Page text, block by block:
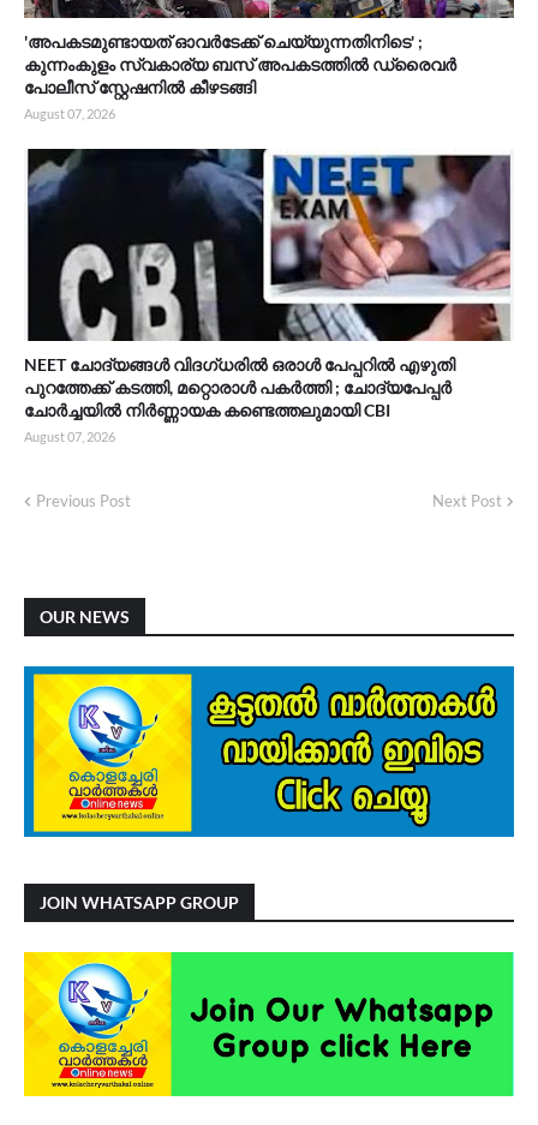
'അപകടമുണ്ടായത് ഓവർടേക്ക് ചെയ്യുന്നതിനിടെ' ;
കുന്നംകുളം സ്വകാര്യ ബസ് അപകടത്തിൽ ഡ്രൈവർ
പോലീസ് സ്റ്റേഷനിൽ കീഴടങ്ങി
August 07, 2026
NEET ചോദ്യങ്ങൾ വിദഗ്ധരിൽ ഒരാൾ പേപ്പറിൽ എഴുതി
പുറത്തേക്ക് കടത്തി, മറ്റൊരാൾ പകർത്തി ; ചോദ്യപേപ്പർ
ചോർച്ചയിൽ നിർണ്ണായക കണ്ടെത്തലുമായി CBI
August 07, 2026
Previous Post Next Post
OUR NEWS
JOIN WHATSAPP GROUP